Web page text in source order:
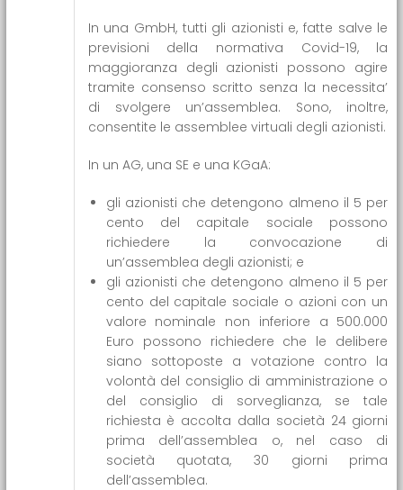
In una GmbH, tutti gli azionisti e, fatte salve le
previsioni della normativa Covid-19, la
maggioranza degli azionisti possono agire
tramite consenso scritto senza la necessita’
di svolgere un’assemblea. Sono, inoltre,
consentite le assemblee virtuali degli azionisti.
In un AG, una SE e una KGaA:
gli azionisti che detengono almeno il 5 per
cento del capitale sociale possono
richiedere la convocazione di
un’assemblea degli azionisti; e
gli azionisti che detengono almeno il 5 per
cento del capitale sociale o azioni con un
valore nominale non inferiore a 500.000
Euro possono richiedere che le delibere
siano sottoposte a votazione contro la
volontà del consiglio di amministrazione o
del consiglio di sorveglianza, se tale
richiesta è accolta dalla società 24 giorni
prima dell’assemblea o, nel caso di
società quotata, 30 giorni prima
dell’assemblea.